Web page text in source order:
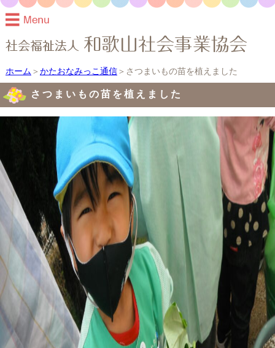
ホーム ＞ かたおなみっこ通信＞さつまいもの苗を植えました
さつまいもの苗を植えました